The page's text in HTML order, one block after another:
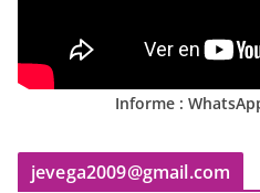
Informe :
jevega2009@gmail.com